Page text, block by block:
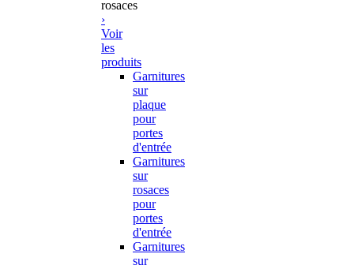
rosaces
›
Voir
les
produits
Garnitures
sur
plaque
pour
portes
d'entrée
Garnitures
sur
rosaces
pour
portes
d'entrée
Garnitures
sur